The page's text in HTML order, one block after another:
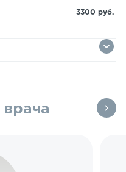
3300 руб.